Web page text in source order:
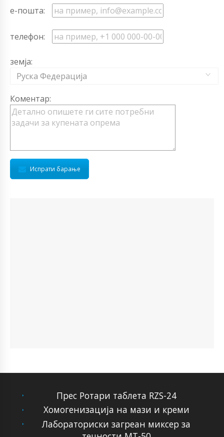
е-пошта:
телефон:
земја:
Руска Федерација
Коментар:
Испрати барање
Прес Ротари таблета RZS-24
Хомогенизација на мази и креми
Лабораториски загреан миксер за